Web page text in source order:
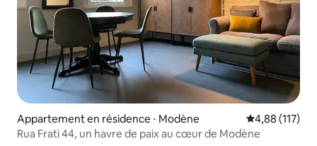
Appartement en résidence ⋅ Modène Évaluation
4,88 (117)
Rua Frati 44, un havre de paix au cœur de Modène